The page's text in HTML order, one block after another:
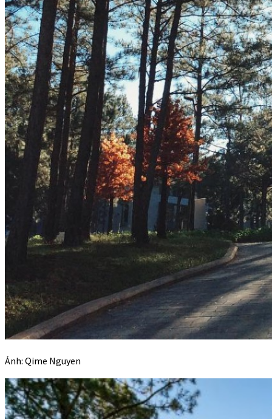
Ảnh: Qime Nguyen